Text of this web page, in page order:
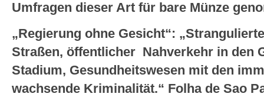
Umfragen dieser Art für bare Münze
„Regierung ohne Gesicht“:
Straßen, öffentlicher Nahverkehr in den
Stadium, Gesundheitswesen mit den
wachsende Kriminalität.“ Folha de Sao